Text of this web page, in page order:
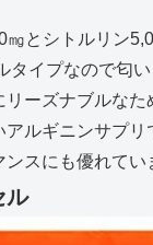
㎎とシトルリン
タイプなので匂
リーズナブルなた
アルギニンサプ
スにも優れてい
ル